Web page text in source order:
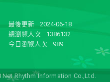
最後更新
2024-06-18
總瀏覽人次
1386132
今日瀏覽人次
989
Net Rhythm Information Co.,Ltd.